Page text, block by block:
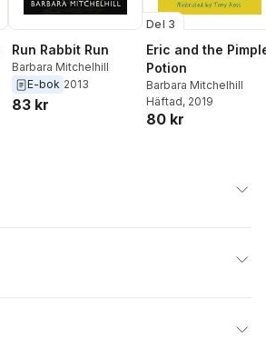
Run Rabbit Run
Barbara Mitchelhill
E-bok 2013
83 kr
Del 3
Eric and the
Potion
Barbara Mitchelhill
Häftad, 2019
80 kr